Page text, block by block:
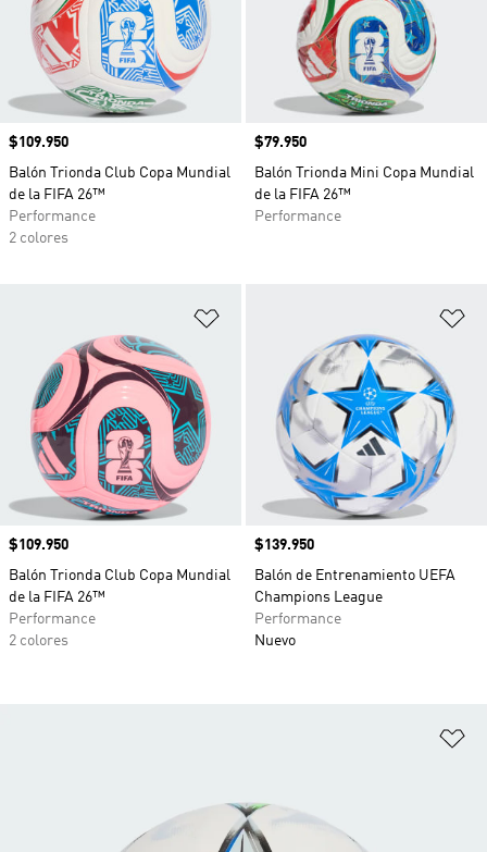
Precio
$109.950
Balón Trionda Club Copa Mundial
de la FIFA 26™
Performance
2 colores
Precio
$79.950
Balón Trionda Mini Copa Mundial
de la FIFA 26™
Performance
Precio
$109.950
Balón Trionda Club Copa Mundial
de la FIFA 26™
Performance
2 colores
Precio
$139.950
Balón de Entrenamiento UEFA
Champions League
Performance
Nuevo